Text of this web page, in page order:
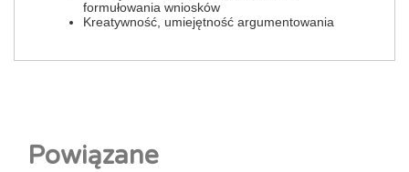
formułowania wniosków
Kreatywność, umiejętność argumentowania
Powiązane